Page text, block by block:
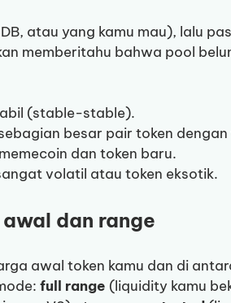
atau yang kamu mau), lalu
memberitahu bahwa pool
(stable-stable).
besar pair token
dan token baru.
volatil atau token eksotik.
dan range
awal token kamu dan di
full range (liquidity kamu